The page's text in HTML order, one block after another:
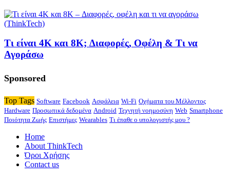
Τι είναι 4K και 8K; Διαφορές, Οφέλη & Τι να
Αγοράσω
Sponsored
Top Tags Software Facebook Ασφάλεια Wi-Fi Οχήματα του Μέλλοντος
Hardware Προσωπικά δεδομένα Android Τεχνητή νοημοσύνη Web Smartphone
Ποιότητα Ζωής Επιστήμες Wearables Τι έπαθε ο υπολογιστής μου ?
Home
About ThinkTech
Όροι Χρήσης
Contact us